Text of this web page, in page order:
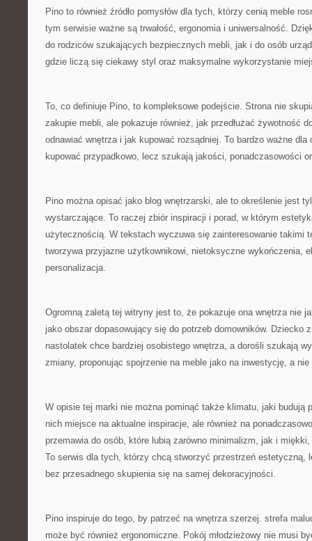
Pino to również źródło pomysłów dla tych, którzy cenią meble
tym serwisie ważne są trwałość, ergonomia i uniwersalność.
do rodziców szukających bezpiecznych mebli, jak i do osób
gdzie liczą się ciekawy styl oraz maksymalne wykorzystanie
To, co definiuje Pino, to kompleksowe podejście. Strona nie
zakupie mebli, ale pokazuje również, jak przedłużać żywotność
odnawiać wnętrza i jak kupować rozsądniej. To bardzo ważne dla
kupować przypadkowo, lecz szukają jakości, ponadczasowości
Pino można opisać jako blog wnętrzarski, ale to określenie jest
wystarczające. To raczej zbiór inspiracji i porad, w którym
użytecznością. W tekstach wyczuwa się zainteresowanie takimi
tworzywa przyjazne użytkownikowi, nietoksyczne wykończenia,
personalizacja.
Ogromną zaletą tej witryny jest to, że pokazuje ona wnętrza nie
jako obszar dopasowujący się do potrzeb domowników. Dziecko
nastolatek chce bardziej osobistego wnętrza, a dorośli szukają
zmiany, proponując spojrzenie na meble jako na inwestycję, a nie
W opisie tej marki nie można pominąć także klimatu, jaki budują
nich miejsce na aktualne inspiracje, ale również na
przemawia do osób, które lubią zarówno minimalizm, jak i
To serwis dla tych, którzy chcą stworzyć przestrzeń estetyczną,
bez przesadnego skupienia się na samej dekoracyjności.
Pino inspiruje do tego, by patrzeć na wnętrza szerzej. strefa
może być również ergonomiczne. Pokój młodzieżowy nie musi